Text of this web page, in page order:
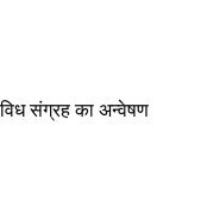
संग्रह का अन्वेषण